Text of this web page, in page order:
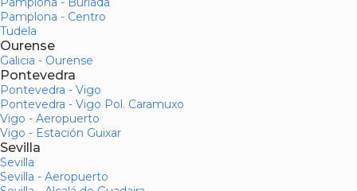
Pamplona - Centro
Tudela
Ourense
Galicia - Ourense
Pontevedra
Pontevedra - Vigo
Pontevedra - Vigo Pol. Caramuxo
Vigo - Aeropuerto
Vigo - Estación Guixar
Sevilla
Sevilla
Sevilla - Aeropuerto